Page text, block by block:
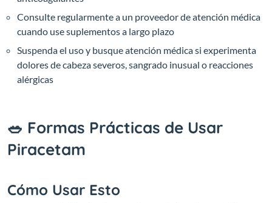
Consulte regularmente a un proveedor de atención médica
cuando use suplementos a largo plazo
Suspenda el uso y busque atención médica si experimenta
dolores de cabeza severos, sangrado inusual o reacciones
alérgicas
🥗 Formas Prácticas de Usar
Piracetam
Cómo Usar Esto